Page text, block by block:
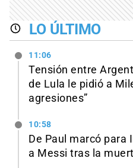
LO ÚLTIMO
11:06
Tensión entre
de Lula le pidió a
agresiones”
10:58
De Paul marcó
a Messi tras la